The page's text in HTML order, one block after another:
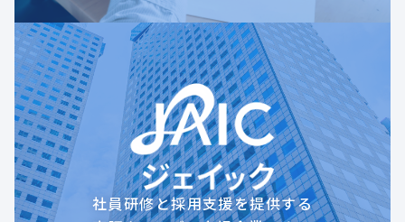
社員研修と採用支援を提供する